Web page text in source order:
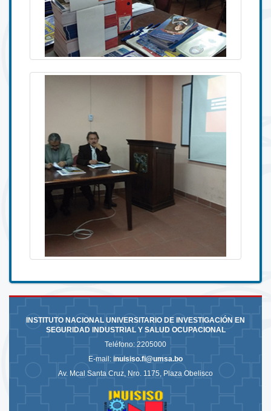
INSTITUTO NACIONAL UNIVERSITARIO DE INVESTIGACIÓN EN
SEGURIDAD INDUSTRIAL Y SALUD OCUPACIONAL
Teléfono: 2205000
E-mail: inuisiso.fi@umsa.bo
Av. Mcal Santa Cruz, Nro. 1175, Plaza Obelisco